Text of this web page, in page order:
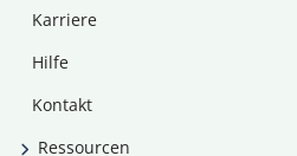
Karriere
Hilfe
Kontakt
Ressourcen